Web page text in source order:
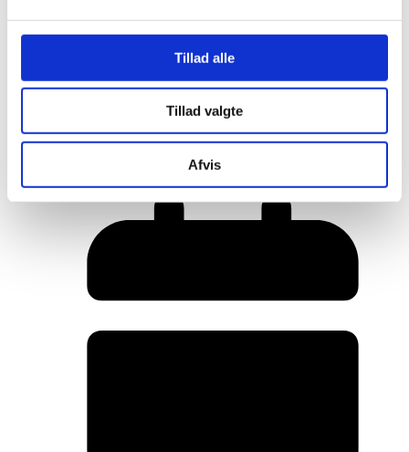
Tillad alle
Tillad valgte
Afvis
Her er alle vinderne fra årets Danish
Rainbow Awards